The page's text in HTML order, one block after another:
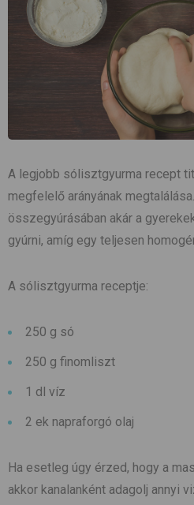
A legjobb sólisztgyurma recept
megfelelő arányának
összegyúrásában akár a
gyúrni, amíg egy teljesen
A sólisztgyurma receptje:
250 g só
250 g finomliszt
1 dl víz
2 ek napraforgó olaj
Ha esetleg úgy érzed, hogy a
akkor kanalanként adagolj annyi